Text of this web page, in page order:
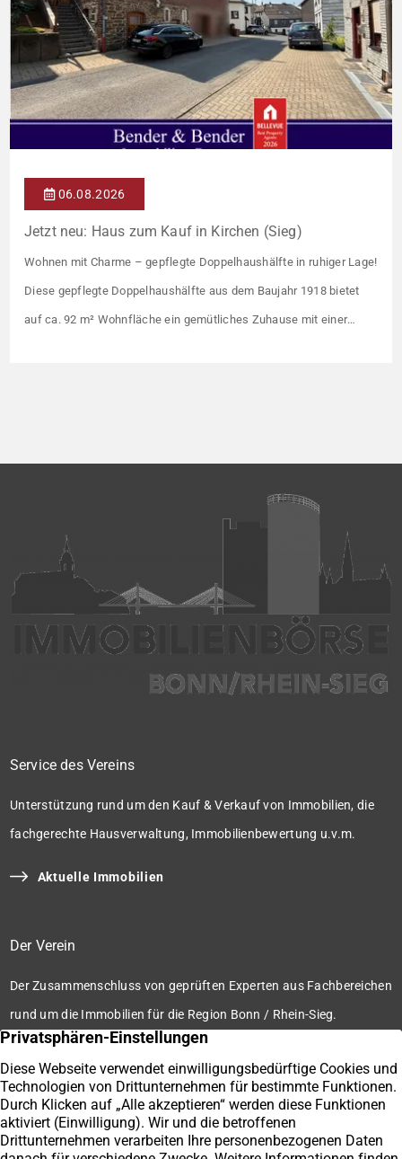
06.08.2026
Jetzt neu: Haus zum Kauf in Kirchen (Sieg)
Wohnen mit Charme – gepflegte Doppelhaushälfte in ruhiger Lage!
Diese gepflegte Doppelhaushälfte aus dem Baujahr 1918 bietet
auf ca. 92 m² Wohnfläche ein gemütliches Zuhause mit einer
Der Verein
Der Zusammenschluss von geprüften Experten aus Fachbereichen
rund um die Immobilien für die Region Bonn / Rhein-Sieg.
Service des Vereins
Unterstützung rund um den Kauf & Verkauf von Immobilien, die
fachgerechte Hausverwaltung, Immobilienbewertung u.v.m.
Aktuelle Immobilien